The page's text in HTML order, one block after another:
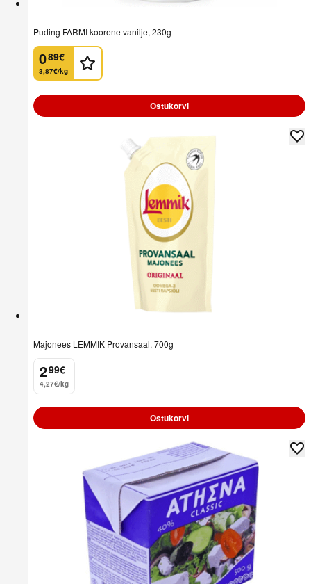
Puding FARMI koorene vanilje, 230g
0
. 89€
3,87€/kg
Ostukorvi
Majonees LEMMIK Provansaal, 700g
2
. 99€
4,27€/kg
Ostukorvi